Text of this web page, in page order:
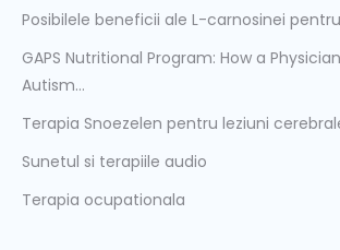
Posibilele beneficii ale L-carnosinei
GAPS Nutritional Program: How a
Autism…
Terapia Snoezelen pentru leziuni
Sunetul si terapiile audio
Terapia ocupationala